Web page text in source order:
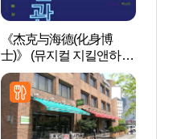
《杰克与海德(化身博
士)》 (뮤지컬 지킬앤하이
드)